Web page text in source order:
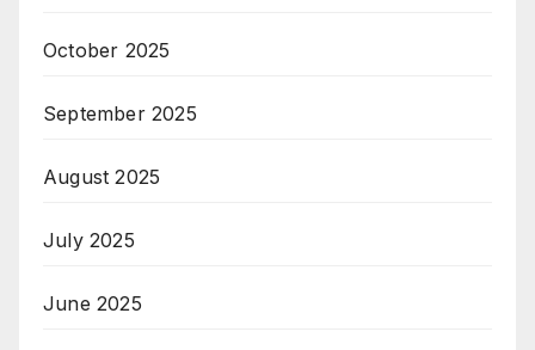
October 2025
September 2025
August 2025
July 2025
June 2025